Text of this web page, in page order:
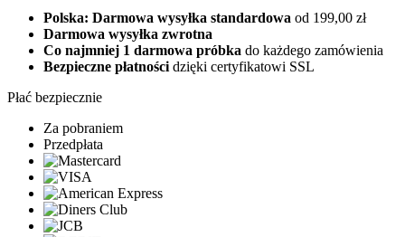
Polska: Darmowa wysyłka standardowa od 199,00 zł
Darmowa wysyłka zwrotna
Co najmniej 1 darmowa próbka do każdego zamówienia
Bezpieczne płatności dzięki certyfikatowi SSL
Płać bezpiecznie
Za pobraniem
Przedpłata